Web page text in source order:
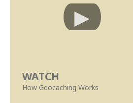
WATCH
How Geocaching Works